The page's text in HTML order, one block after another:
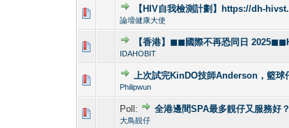
【HIV自我檢測計劃】https://dh-
論壇健康大使
0 Vote(s) -
【香港】◼◼國際不再恐同日
IDAHOBIT
0 Vote(s) -
上次試完KinDO技師Anderson，籃球
Philipwun
2
Poll: 全港邊間SPA最多靚仔又服務
大鳥靚仔
1